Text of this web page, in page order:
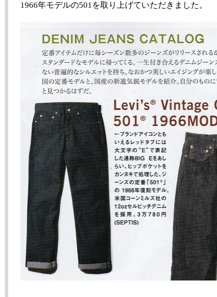
1966年モデルの501を取り上げていただきました。